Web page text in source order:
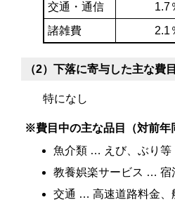
交通・通信
1.7
諸雑費
2.1
（2）下落に寄与した主な費目
特になし
※費目中の主な品目（対前年
魚介類 … えび、ぶり等
教養娯楽サービス … 宿
交通 … 高速道路料金、